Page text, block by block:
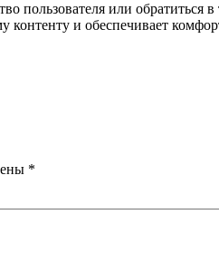
пользователя или обратиться
и обеспечивает
*